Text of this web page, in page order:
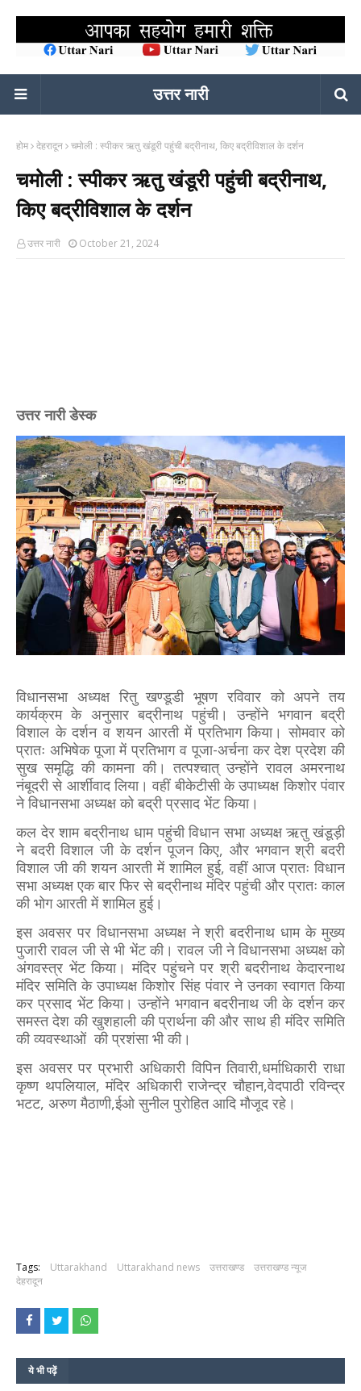
उत्तर नारी
होम देहरादून चमोली : स्पीकर ऋतु खंडूरी पहुंची बद्रीनाथ, किए बद्रीविशाल के दर्शन
चमोली : स्पीकर ऋतु खंडूरी पहुंची बद्रीनाथ,
किए बद्रीविशाल के दर्शन
उत्तर नारी October 21, 2024
उत्तर नारी डेस्क
विधानसभा अध्यक्ष रितु खण्डूडी भूषण रविवार को अपने तय
कार्यक्रम के अनुसार बद्रीनाथ पहुंची। उन्होंने भगवान बद्री
विशाल के दर्शन व शयन आरती में प्रतिभाग किया। सोमवार को
प्रातः अभिषेक पूजा में प्रतिभाग व पूजा-अर्चना कर देश प्रदेश की
सुख समृद्धि की कामना की। तत्पश्चात् उन्होंने रावल अमरनाथ
नंबूदरी से आर्शीवाद लिया। वहीं बीकेटीसी के उपाध्यक्ष किशोर पंवार
ने विधानसभा अध्यक्ष को बद्री प्रसाद भेंट किया।
कल देर शाम बद्रीनाथ धाम पहुंची विधान सभा अध्यक्ष ऋतु खंडूड़ी
ने बदरी विशाल जी के दर्शन पूजन किए, और भगवान श्री बदरी
विशाल जी की शयन आरती में शामिल हुई, वहीं आज प्रातः विधान
सभा अध्यक्ष एक बार फिर से बद्रीनाथ मंदिर पहुंची और प्रातः काल
की भोग आरती में शामिल हुई।
इस अवसर पर विधानसभा अध्यक्ष ने श्री बदरीनाथ धाम के मुख्य
पुजारी रावल जी से भी भेंट की। रावल जी ने विधानसभा अध्यक्ष को
अंगवस्त्र भेंट किया। मंदिर पहुंचने पर श्री बदरीनाथ केदारनाथ
मंदिर समिति के उपाध्यक्ष किशोर सिंह पंवार ने उनका स्वागत किया
कर प्रसाद भेंट किया। उन्होंने भगवान बदरीनाथ जी के दर्शन कर
समस्त देश की खुशहाली की प्रार्थना की और साथ ही मंदिर समिति
की व्यवस्थाओं की प्रशंसा भी की।
इस अवसर पर प्रभारी अधिकारी विपिन तिवारी,धर्माधिकारी राधा
कृष्ण थपलियाल, मंदिर अधिकारी राजेन्द्र चौहान,वेदपाठी रविन्द्र
भटट, अरुण मैठाणी,ईओ सुनील पुरोहित आदि मौजूद रहे।
Tags: Uttarakhand Uttarakhand news उत्तराखण्ड
उत्तराखण्ड न्यूज
देहरादून
ये भी पढ़ें